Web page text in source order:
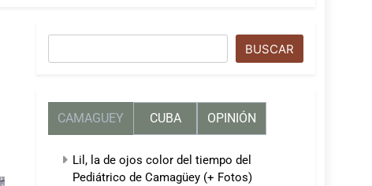
BUSCAR
CAMAGUEY CUBA OPINIÓN
Lil, la de ojos color del tiempo del
Pediátrico de Camagüey (+ Fotos)